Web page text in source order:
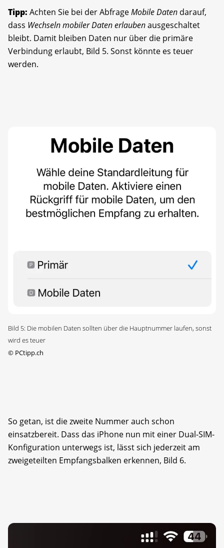
Tipp: Achten Sie bei der AbfrageMobile Daten darauf,
dass Wechseln mobiler Daten erlaubenausgeschaltet
bleibt. Damit bleiben Daten nur über die primäre
Verbindung erlaubt, Bild 5. Sonst könnte es teuer
werden.
Bild 5: Die mobilen Daten sollten über die Hauptnummer laufen, sonst
wird es teuer
© PCtipp.ch
So getan, ist die zweite Nummer auch schon
einsatzbereit. Dass das iPhone nun mit einer Dual-SIM-
Konfiguration unterwegs ist, lässt sich jederzeit am
zweigeteilten Empfangsbalken erkennen, Bild 6.